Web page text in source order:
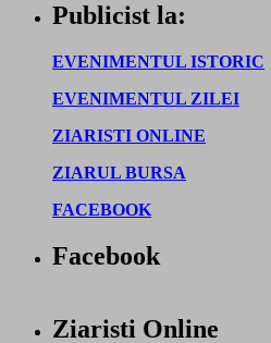
Publicist la:
EVENIMENTUL ISTORIC
EVENIMENTUL ZILEI
ZIARISTI ONLINE
ZIARUL BURSA
FACEBOOK
Facebook
Ziaristi Online